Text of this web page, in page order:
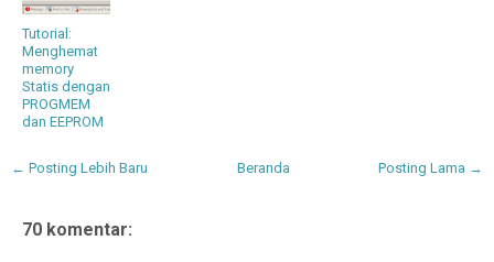
Tutorial:
Menghemat
memory
Statis dengan
PROGMEM
dan EEPROM
← Posting Lebih Baru Posting Lama →
Beranda
70 komentar: